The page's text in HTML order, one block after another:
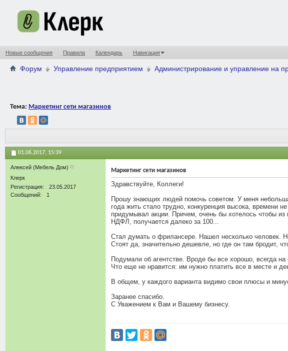
Новые сообщения Правила Календарь Навигация
Форум Управление предприятием Администрирование и управление на
Тема: Маркетинг сети магазинов
01.06.2017, 15:39
Алексей (Мебель Дом)
Клерк
Регистрация
23.05.2017
Сообщений
1
Маркетинг сети магазинов
Здравствуйте, Коллеги!
Прошу знающих людей помочь советом. У меня
года жить стало трудно, конкуренция высока, времени
придумывал акции. Причем, очень бы хотелось чтобы
НДФЛ, получается далеко за 100...
Стал думать о фрилансере. Нашел несколько человек.
Стоят да, значительно дешевле, но где он там бродит,
Подумали об агентстве. Вроде бы все хорошо, всегда
Что еще не нравится: им нужно платить все в месте и
В общем, у каждого варианта видимо свои плюсы и
Заранее спасибо.
С Уважением к Вам и Вашему бизнесу.